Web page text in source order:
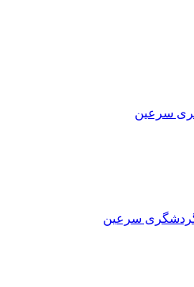
سرعین
گردشگری سرعین